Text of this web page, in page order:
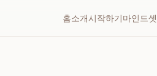
홈소개시작하기마인드셋